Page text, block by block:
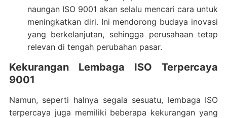
naungan ISO 9001 akan selalu mencari cara untuk
meningkatkan diri. Ini mendorong budaya inovasi
yang berkelanjutan, sehingga perusahaan tetap
relevan di tengah perubahan pasar.
Kekurangan Lembaga ISO Terpercaya
9001
Namun, seperti halnya segala sesuatu, lembaga ISO
terpercaya juga memiliki beberapa kekurangan yang